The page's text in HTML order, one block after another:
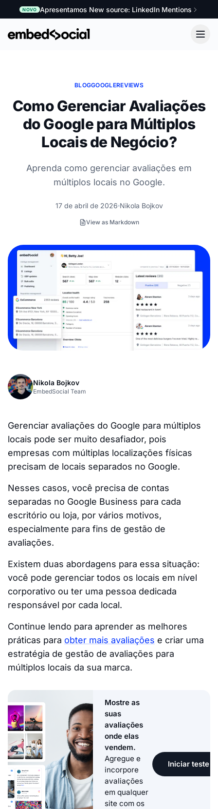
NOVO Apresentamos New source: LinkedIn Mentions
BLOGGOOGLEREVIEWS
Como Gerenciar Avaliações
do Google para Múltiplos
Locais de Negócio?
Aprenda como gerenciar avaliações em
múltiplos locais no Google.
17 de abril de 2026 Nikola Bojkov
View as Markdown
Nikola Bojkov
EmbedSocial Team
Gerenciar avaliações do Google para múltiplos
locais pode ser muito desafiador, pois
empresas com múltiplas localizações físicas
precisam de locais separados no Google.
Nesses casos, você precisa de contas
separadas no Google Business para cada
escritório ou loja, por vários motivos,
especialmente para fins de gestão de
avaliações.
Existem duas abordagens para essa situação:
você pode gerenciar todos os locais em nível
corporativo ou ter uma pessoa dedicada
responsável por cada local.
Continue lendo para aprender as melhores
práticas para obter mais avaliações e criar uma
estratégia de gestão de avaliações para
múltiplos locais da sua marca.
Mostre as
suas
avaliações
onde elas
vendem.
Agregue e
incorpore
avaliações
em qualquer
site com os
Iniciar teste